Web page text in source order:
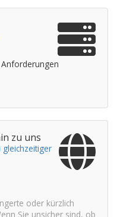
zu uns
oder kürzlich
Sie unsicher sind, ob